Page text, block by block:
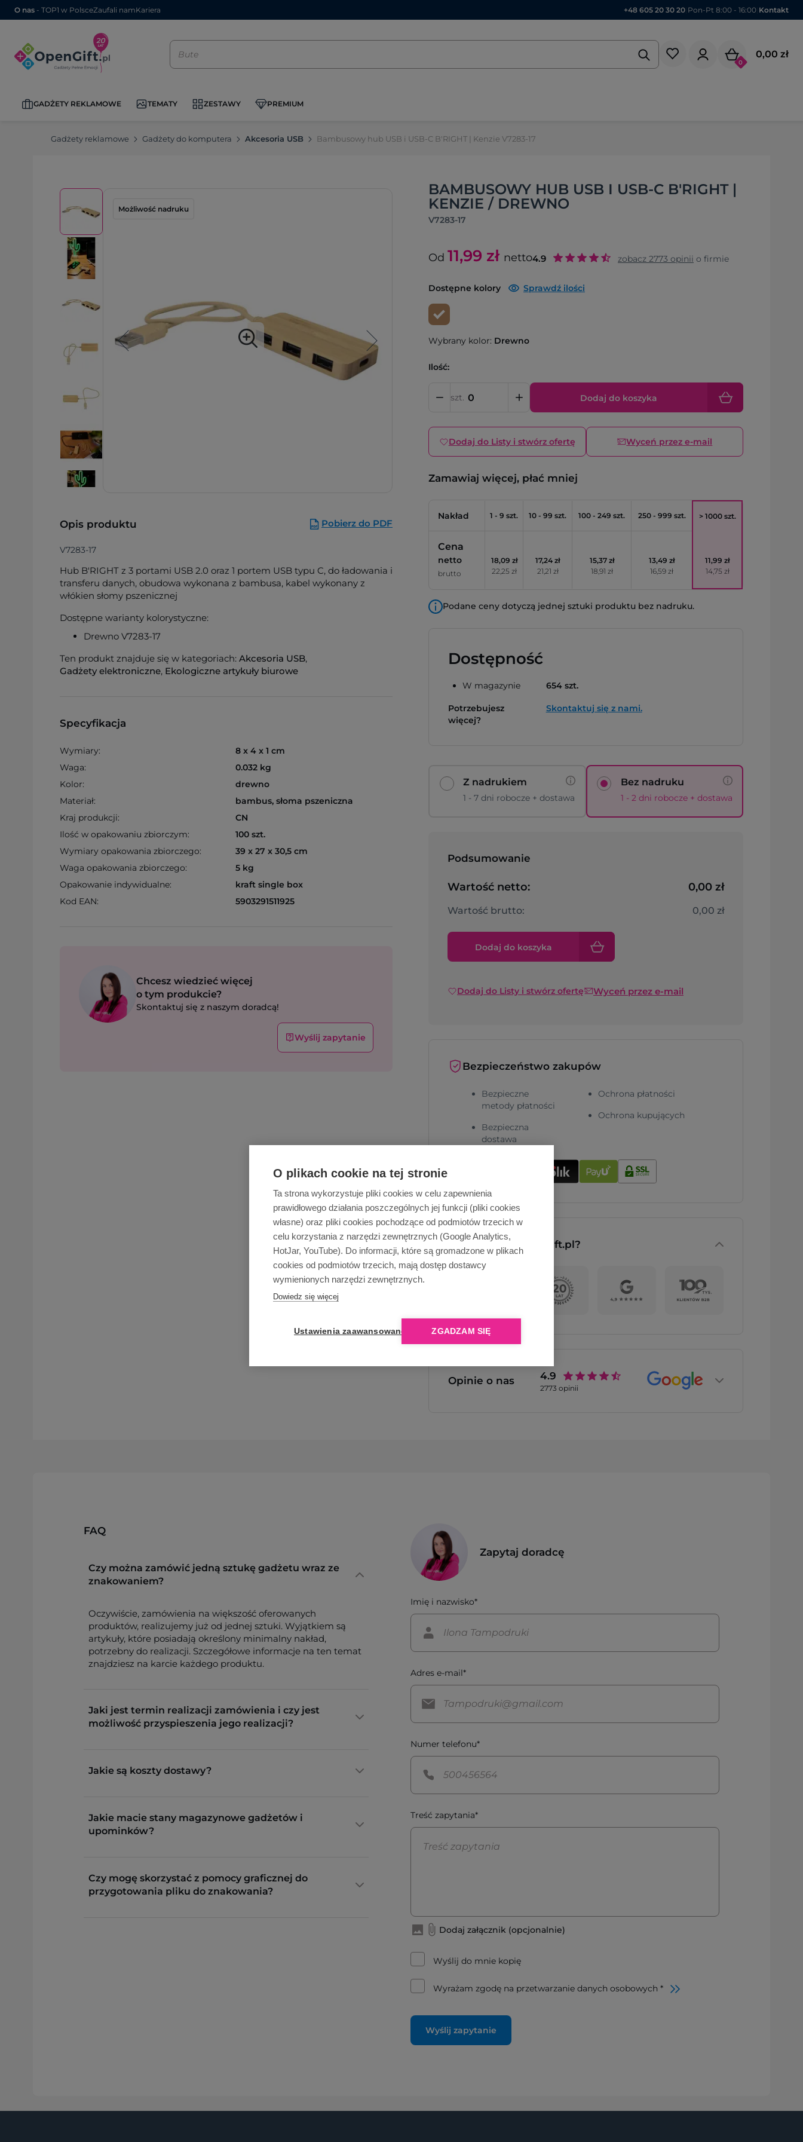
O plikach cookie na tej stronie
Ta strona wykorzystuje pliki cookies w celu zapewnienia
prawidłowego działania poszczególnych jej funkcji (pliki cookies
własne) oraz pliki cookies pochodzące od podmiotów trzecich w
celu korzystania z narzędzi zewnętrznych (Google Analytics,
HotJar, YouTube). Do informacji, które są gromadzone w plikach
cookies od podmiotów trzecich, mają dostęp dostawcy
wymienionych narzędzi zewnętrznych.
Dowiedz się więcej
Ustawienia zaawansowane ZGADZAM SIĘ
O nas - TOP1 w PolsceZaufali namKariera +48 605 20 30 20 Pon-Pt 8:00 - 16:00 Kontakt
0
0,00 zł
GADŻETY REKLAMOWE TEMATY ZESTAWY PREMIUM
Gadżety reklamowe Gadżety do komputera Akcesoria USB Bambusowy hub USB i USB-C B'RIGHT | Kenzie V7283-17
BAMBUSOWY HUB USB I USB-C B'RIGHT |
KENZIE / DREWNO
V7283-17
Możliwość nadruku
Opis produktu Pobierz do PDF
V7283-17
Hub B'RIGHT z 3 portami USB 2.0 oraz 1 portem USB typu C, do ładowania i
transferu danych, obudowa wykonana z bambusa, kabel wykonany z
włókien słomy pszenicznej
Dostępne warianty kolorystyczne:
Drewno V7283-17
Ten produkt znajduje się w kategoriach: Akcesoria USB,
Gadżety elektroniczne, Ekologiczne artykuły biurowe
Specyfikacja
Wymiary:
8 x 4 x 1 cm
Waga:
0.032 kg
Kolor:
drewno
Materiał:
bambus, słoma pszeniczna
Kraj produkcji:
CN
Ilość w opakowaniu zbiorczym:
100 szt.
Wymiary opakowania zbiorczego:
39 x 27 x 30,5 cm
Waga opakowania zbiorczego:
5 kg
Opakowanie indywidualne:
kraft single box
Kod EAN:
5903291511925
Chcesz wiedzieć więcej
o tym produkcie?
Skontaktuj się z naszym doradcą!
Wyślij zapytanie
Od 11,99 zł netto4.9 zobacz 2773 opinii o firmie
Dostępne kolory Sprawdź ilości
Wybrany kolor: Drewno
Ilość:
szt. Dodaj do koszyka
Dodaj do Listy i stwórz ofertę Wyceń przez e-mail
Zamawiaj więcej, płać mniej
Nakład 1 - 9 szt. 10 - 99 szt. 100 - 249 szt. 250 - 999 szt. > 1000 szt.
Cena
netto
brutto
18,09 zł
22,25 zł
17,24 zł
21,21 zł
15,37 zł
18,91 zł
13,49 zł
16,59 zł
11,99 zł
14,75 zł
Podane ceny dotyczą jednej sztuki produktu bez nadruku.
Dostępność
W magazynie 654 szt.
Potrzebujesz
więcej?
Skontaktuj się z nami.
Z nadrukiem
1 - 7 dni robocze + dostawa
Bez nadruku
1 - 2 dni robocze + dostawa
Podsumowanie
Wartość netto: 0,00 zł
Wartość brutto: 0,00 zł
Dodaj do koszyka
Dodaj do Listy i stwórz ofertę Wyceń przez e-mail
Bezpieczeństwo zakupów
Bezpieczne
metody płatności
Bezpieczna
dostawa
Ochrona płatności
Ochrona kupujących
Dlaczego OpenGift.pl?
Opinie o nas 4.9
2773 opinii
FAQ
Czy można zamówić jedną sztukę gadżetu wraz ze
znakowaniem?
Oczywiście, zamówienia na większość oferowanych
produktów, realizujemy już od jednej sztuki. Wyjątkiem są
artykuły, które posiadają określony minimalny nakład,
potrzebny do realizacji. Szczegółowe informacje na ten temat
znajdziesz na karcie każdego produktu.
Jaki jest termin realizacji zamówienia i czy jest
możliwość przyspieszenia jego realizacji?
Jakie są koszty dostawy?
Jakie macie stany magazynowe gadżetów i
upominków?
Czy mogę skorzystać z pomocy graficznej do
przygotowania pliku do znakowania?
Zapytaj doradcę
Imię i nazwisko*
Adres e-mail*
Numer telefonu*
Treść zapytania*
Dodaj załącznik (opcjonalnie)
Wyślij do mnie kopię
Wyrażam zgodę na przetwarzanie danych osobowych *
Wyślij zapytanie